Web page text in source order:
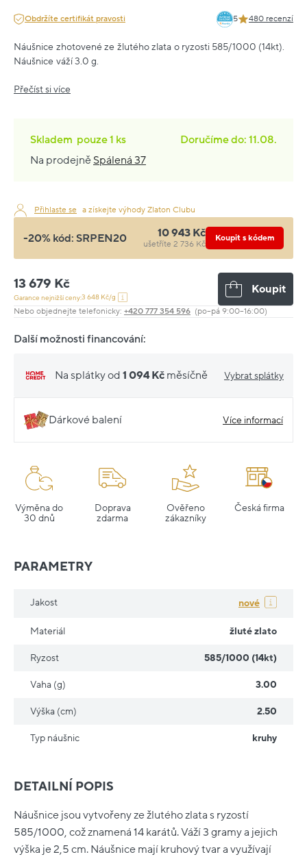
Obdržíte certifikát pravosti 5 480 recenzí
Náušnice zhotovené ze žlutého zlata o ryzosti 585/1000 (14kt).
Náušnice váží 3.0 g.
Přečíst si více
Skladem pouze1 ks
Doručíme do: 11.08.
Na prodejně Spálená 37
Přihlaste se a získejte výhody Zlaton Clubu
-20% kód: SRPEN20 10 943 Kč
ušetříte 2 736 Kč
Koupit s kódem
13 679 Kč
Garance nejnižší ceny:3 648 Kč/g
Koupit
Nebo objednejte telefonicky: +420 777 354 596 (po–pá 9:00–16:00)
Další možnosti financování:
Na splátky od 1 094 Kč měsíčně Vybrat splátky
Dárkové balení Více informací
Výměna do
30 dnů
Doprava
zdarma
Ověřeno
zákazníky
Česká firma
DETAILNÍ POPIS
Náušnice jsou vytvořeny ze žlutého zlata s ryzostí
585/1000, což znamená 14 karátů. Váží 3 gramy a jejich
výška je 2,5 cm. Náušnice mají kruhový tvar a využívají
PARAMETRY
Jakost nové
Materiál žluté zlato
Ryzost 585/1000 (14kt)
Vaha (g) 3.00
Výška (cm) 2.50
Typ náušnic kruhy